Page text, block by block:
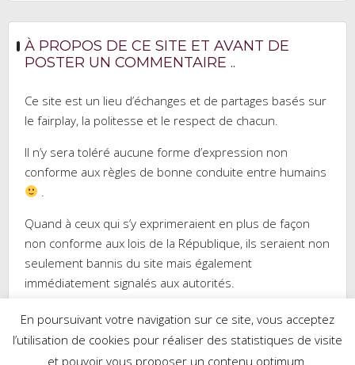
À PROPOS DE CE SITE ET AVANT DE
POSTER UN COMMENTAIRE ..
Ce site est un lieu d’échanges et de partages basés sur
le fairplay, la politesse et le respect de chacun.
Il n’y sera toléré aucune forme d’expression non
conforme aux règles de bonne conduite entre humains
Quand à ceux qui s’y exprimeraient en plus de façon
non conforme aux lois de la République, ils seraient non
seulement bannis du site mais également
immédiatement signalés aux autorités.
En poursuivant votre navigation sur ce site, vous acceptez
l’utilisation de cookies pour réaliser des statistiques de visite
et pouvoir vous proposer un contenu optimum.